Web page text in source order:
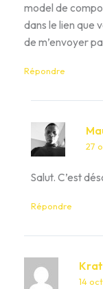
model de
dans le lien que
de m’envoyer
Répondre
27
Salut. C’est
Répondre
14